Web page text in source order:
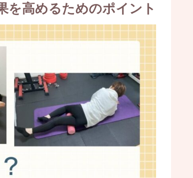
を高めるためのポイント